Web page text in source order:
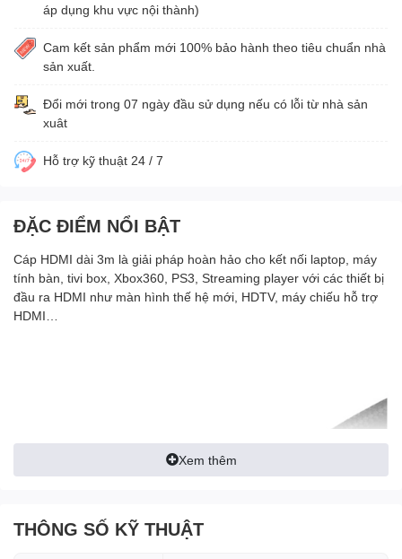
áp dụng khu vực nội thành)
Cam kết sản phẩm mới 100% bảo hành theo tiêu chuẩn nhà
sản xuất.
Đổi mới trong 07 ngày đầu sử dụng nếu có lỗi từ nhà sản
xuât
Hỗ trợ kỹ thuật 24 / 7
ĐẶC ĐIỂM NỔI BẬT
Cáp HDMI dài 3m là giải pháp hoàn hảo cho kết nối laptop, máy
tính bàn, tivi box, Xbox360, PS3, Streaming player với các thiết bị
đầu ra HDMI như màn hình thế hệ mới, HDTV, máy chiếu hỗ trợ
HDMI…
Xem thêm
THÔNG SỐ KỸ THUẬT